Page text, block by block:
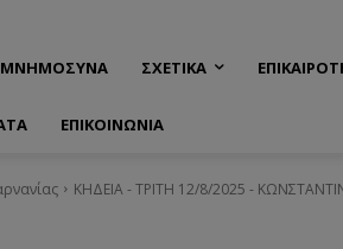
ΜΝΗΜΟΣΥΝΑ ΣΧΕΤΙΚΑ
ΕΠΙΚΟΙΝΩΝΊΑ
ΚΗΔΕΙΑ - ΤΡΙΤΗ 12/8/2025 -